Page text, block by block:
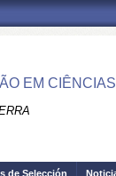
EM
de Selección